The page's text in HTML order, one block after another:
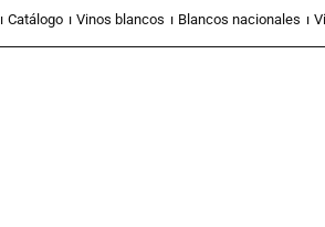
Catálogo Vinos blancos Blancos nacionales